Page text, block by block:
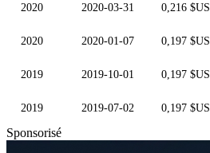
2020 2020-03-31 0,216 $US
2020 2020-01-07 0,197 $US
2019 2019-10-01 0,197 $US
2019 2019-07-02 0,197 $US
Sponsorisé